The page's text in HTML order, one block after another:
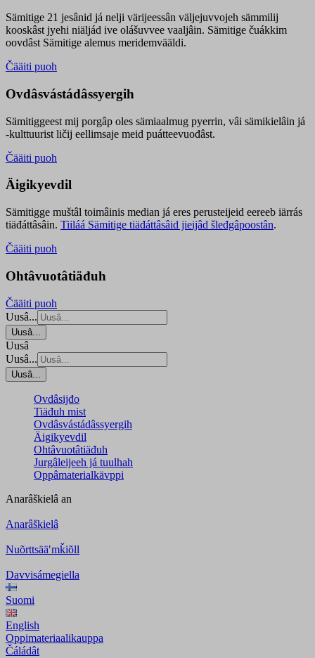
Sämitige 21 jesânid já nelji värijeessân väljejuvvojeh sämmilij
kooskâst jyehi niäljád ive olášuvvee vaaljâin. Sämitige čuákkim
oovdâst Sämitige alemus meridemvääldi.
Čääiti puoh
Ovdâsvástádâssyergih
Sämitiggeest mij porgâp oles sämiaalmug pyerrin, vâi sämikielâin já
-kulttuurist ličij eellimsaje meid puátteevuođâst.
Čääiti puoh
Äigikyevdil
Sämitigge muštâl toimâinis median já eres perusteijeid eereeb iärrás
tiäđáttâsâin. Tiiláá Sämitige tiäđáttâsâid jieijâd šleđgâpoostân.
Čääiti puoh
Ohtâvuotâtiäđuh
Čääiti puoh
Uusâ...
Uusâ...
Uusâ
Uusâ...
Uusâ...
Ovdâsijđo
Tiäđuh mist
Ovdâsvástádâssyergih
Äigikyevdil
Ohtâvuotâtiäđuh
Jurgâleijeeh já tuulhah
Oppâmaterialkävppi
Anarâškielâ an
Anarâškielâ
Nuõrttsääʹmǩiõll
Davvisámegiella
Suomi
English
Oppimateriaalikauppa
Čáládât